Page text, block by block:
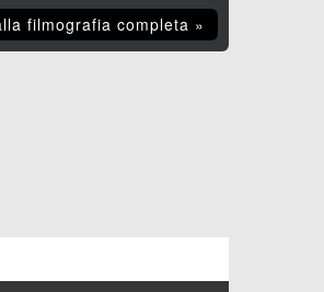
filmografia completa »